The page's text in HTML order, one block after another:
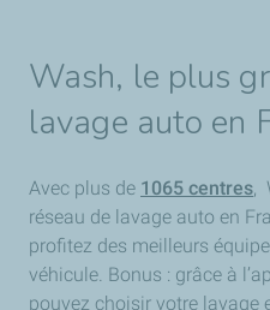
Wash, le plus
lavage auto en
Avec plus de 1065 centres,
réseau de lavage auto en
profitez des meilleurs
véhicule. Bonus : grâce à
pouvez choisir votre lavage